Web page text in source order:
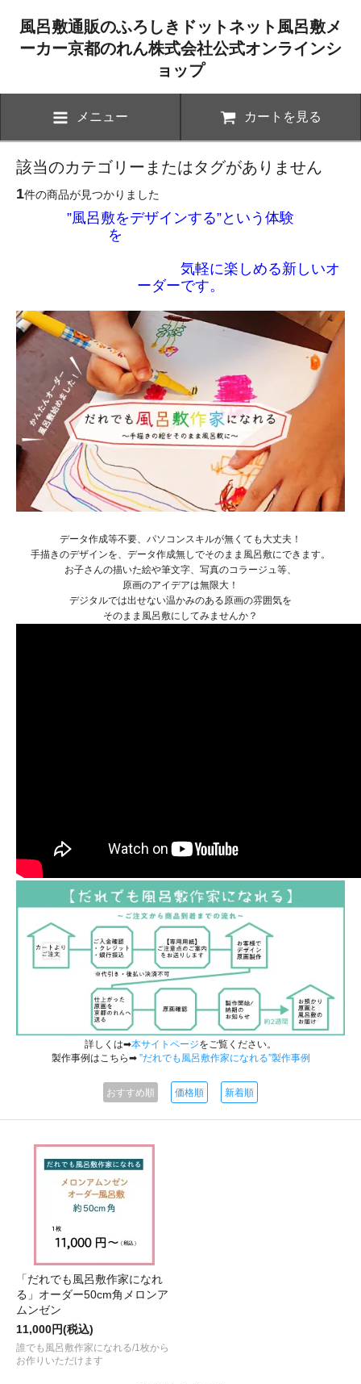
風呂敷通販のふろしきドットネット風呂敷メ
ーカー京都のれん株式会社公式オンラインシ
ョップ
メニュー カートを見る
該当のカテゴリーまたはタグがありません
1件の商品が見つかりました
”風呂敷をデザインする”という体験
を
気軽に楽しめる新しいオ
ーダーです。
データ作成等不要、パソコンスキルが無くても大丈夫！
手描きのデザインを、データ作成無しでそのまま風呂敷にできます。
お子さんの描いた絵や筆文字、写真のコラージュ等、
原画のアイデアは無限大！
デジタルでは出せない温かみのある原画の雰囲気を
そのまま風呂敷にしてみませんか？
詳しくは➡本サイトページをご覧ください。
製作事例はこちら➡ ”だれでも風呂敷作家になれる”製作事例
おすすめ順 価格順 新着順
「だれでも風呂敷作家になれ
る」オーダー50cm角メロンア
ムンゼン
11,000円(税込)
誰でも風呂敷作家になれる/1枚から
お作りいただけます